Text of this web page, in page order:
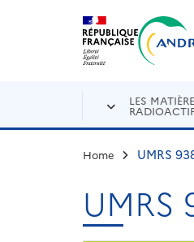
Aller au contenu principal
LES
Home UMRS
UMRS